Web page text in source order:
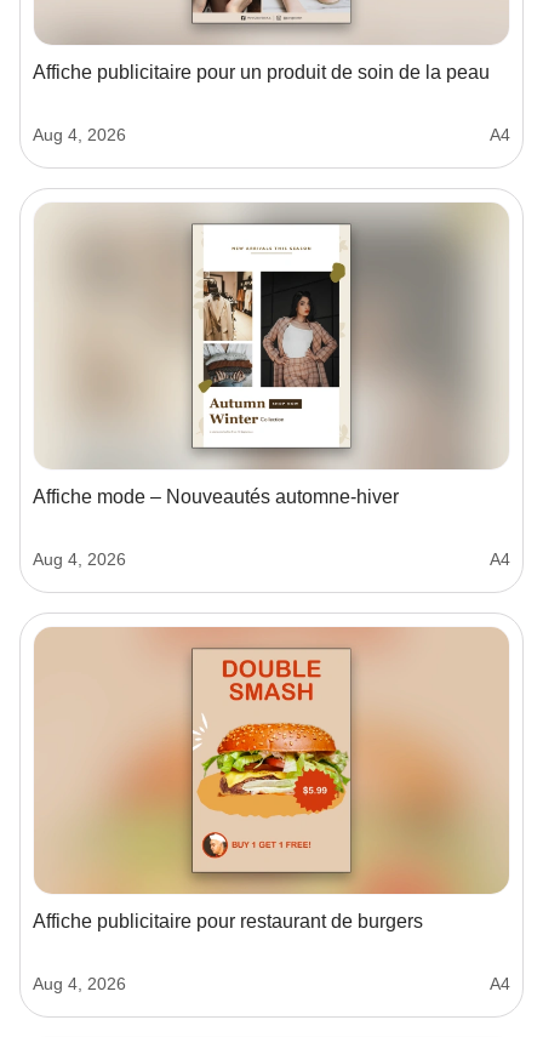
Affiche publicitaire pour un produit de soin de la peau
Aug 4, 2026 A4
Affiche mode – Nouveautés automne-hiver
Aug 4, 2026 A4
Affiche publicitaire pour restaurant de burgers
Aug 4, 2026 A4